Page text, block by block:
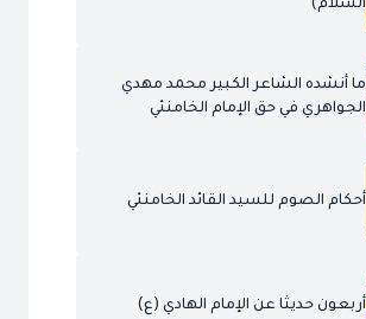
السلام)
ما أنشده الشاعر الكبير محمد مهدي
الجواهري في حق الإمام الخامنئي
أحكام الصوم للسيد القائد الخامنئي
أربعون حديثا عن الإمام الهادي (ع)